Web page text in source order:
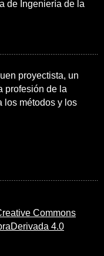
de Ingeniería de la
proyectista, un
profesión de la
los métodos y los
Commons
4.0